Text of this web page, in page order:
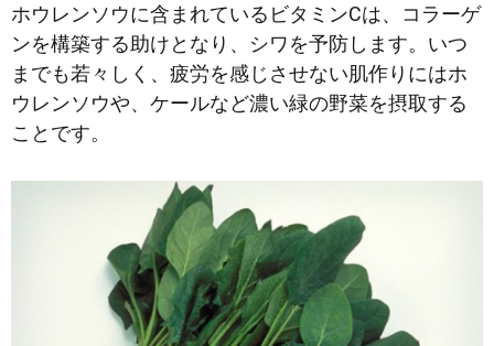
ホウレンソウに含まれているビタミンCは、コラーゲ
ンを構築する助けとなり、シワを予防します。いつ
までも若々しく、疲労を感じさせない肌作りにはホ
ウレンソウや、ケールなど濃い緑の野菜を摂取する
ことです。